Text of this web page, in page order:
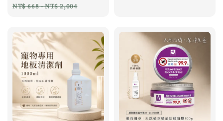
price
NT$ 668-NT$ 2,004